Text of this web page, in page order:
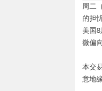
周二
的担
美国8
微偏
本交
意地